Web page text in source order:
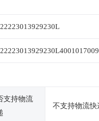
支持物流
不支持物流快